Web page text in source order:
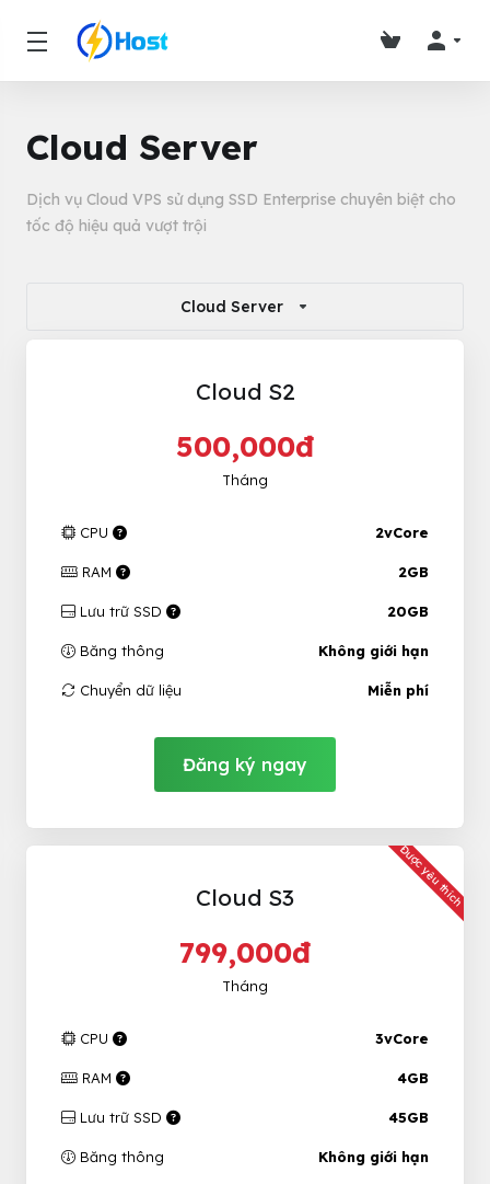
Cloud Server
Dịch vụ Cloud VPS sử dụng SSD Enterprise chuyên biệt cho
tốc độ hiệu quả vượt trội
Cloud Server
Cloud S2
500,000đ
Tháng
CPU 2vCore
RAM 2GB
Lưu trữ SSD 20GB
Băng thông Không giới hạn
Chuyển dữ liệu Miễn phí
Đăng ký ngay
Được yêu thích
Cloud S3
799,000đ
Tháng
CPU 3vCore
RAM 4GB
Lưu trữ SSD 45GB
Băng thông Không giới hạn